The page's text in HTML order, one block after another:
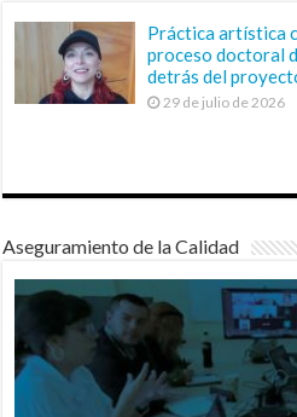
Práctica artística
proceso doctoral
detrás del
29 de julio de 2026
Aseguramiento de la Calidad